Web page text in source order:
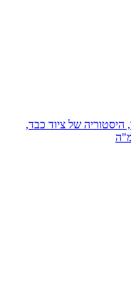
היסטוריה של ציוד כבד,